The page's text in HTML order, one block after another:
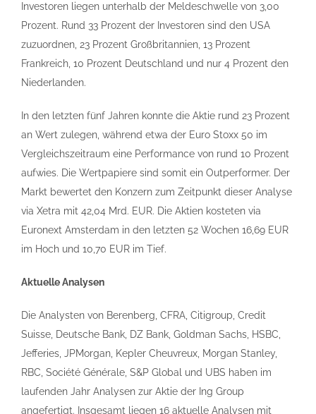
Investoren liegen unterhalb der Meldeschwelle von 3,00
Prozent. Rund 33 Prozent der Investoren sind den USA
zuzuordnen, 23 Prozent Großbritannien, 13 Prozent
Frankreich, 10 Prozent Deutschland und nur 4 Prozent den
Niederlanden.
In den letzten fünf Jahren konnte die Aktie rund 23 Prozent
an Wert zulegen, während etwa der Euro Stoxx 50 im
Vergleichszeitraum eine Performance von rund 10 Prozent
aufwies. Die Wertpapiere sind somit ein Outperformer. Der
Markt bewertet den Konzern zum Zeitpunkt dieser Analyse
via Xetra mit 42,04 Mrd. EUR. Die Aktien kosteten via
Euronext Amsterdam in den letzten 52 Wochen 16,69 EUR
im Hoch und 10,70 EUR im Tief.
Aktuelle Analysen
Die Analysten von Berenberg, CFRA, Citigroup, Credit
Suisse, Deutsche Bank, DZ Bank, Goldman Sachs, HSBC,
Jefferies, JPMorgan, Kepler Cheuvreux, Morgan Stanley,
RBC, Société Générale, S&P Global und UBS haben im
laufenden Jahr Analysen zur Aktie der Ing Group
angefertigt. Insgesamt liegen 16 aktuelle Analysen mit